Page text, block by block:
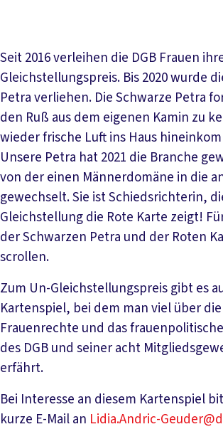
Seit 2016 verleihen die DGB Frauen
Gleichstellungspreis. Bis 2020 wurde
Petra verliehen. Die Schwarze Petra
den Ruß aus dem eigenen Kamin zu
wieder frische Luft ins Haus
Unsere Petra hat 2021 die Branche
von der einen Männerdomäne in die
gewechselt. Sie ist Schiedsrichterin,
Gleichstellung die Rote Karte zeigt!
der Schwarzen Petra und der Roten
scrollen.
Zum Un-Gleichstellungspreis gibt es
Kartenspiel, bei dem man viel über
Frauenrechte und das
des DGB und seiner acht
erfährt.
Bei Interesse an diesem Kartenspiel
kurze E-Mail an Lidia.Andric-